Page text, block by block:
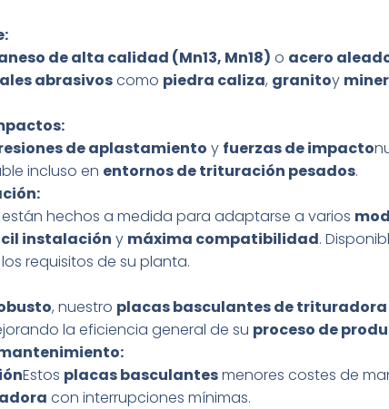
de alta calidad (Mn13, Mn18) o acero
abrasivoscomo piedra caliza, granitoy
de aplastamiento y fuerzas de impacto
incluso en entornos de trituración pesados.
están hechos a medida para adaptarse a varios
instalación y máxima compatibilidad.
requisitos de su planta.
, nuestro placas basculantes de trituradora
la eficiencia general de su proceso de
Estos placas basculantesmenores costes de
con interrupciones mínimas.